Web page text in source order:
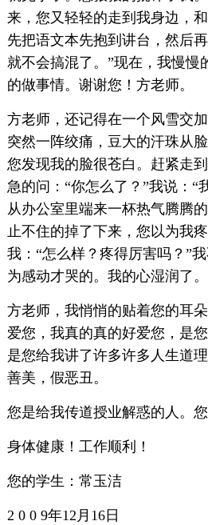
来，您又轻轻的走到我身边，
先把语文本先抱到讲台，然后
就不会搞混了。”现在，我慢慢
的做事情。谢谢您！方老师。
方老师，还记得在一个风雪交
突然一阵绞痛，豆大的汗珠从
您发现我的脸很苍白。赶紧走
急的问：“你怎么了？”我说：“
从办公室里端来一杯热气腾腾
止不住的掉了下来，您以为我
我：“怎么样？疼得厉害吗？”
为感动才哭的。我的心湿润了。
方老师，我悄悄的贴着您的耳
爱您，我真的真的好爱您，是
是您给我讲了许多许多人生道
善美，假恶丑。
您是给我传道授业解惑的人。
身体健康！工作顺利！
您的学生：常玉洁
2 0 0 9年12月16日